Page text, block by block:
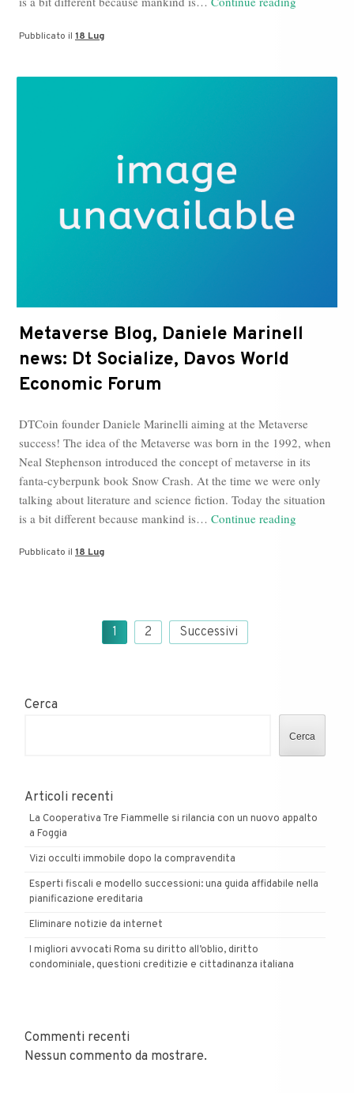
Davos
Pubblicato il 18 Lug
Metaverse Blog, Daniele Marinell
news: Dt Socialize, Davos World
Economic Forum
DTCoin founder Daniele Marinelli aiming at the Metaverse
success! The idea of the Metaverse was born in the 1992, when
Neal Stephenson introduced the concept of metaverse in its
fanta-cyberpunk book Snow Crash. At the time we were only
talking about literature and science fiction. Today the situation
is a bit different because mankind is… Continue reading
Pubblicato il 18 Lug
1 2 Successivi
Cerca
Cerca
Articoli recenti
La Cooperativa Tre Fiammelle si rilancia con un nuovo appalto
a Foggia
Vizi occulti immobile dopo la compravendita
Esperti fiscali e modello successioni: una guida affidabile nella
pianificazione ereditaria
Eliminare notizie da internet
I migliori avvocati Roma su diritto all’oblio, diritto
condominiale, questioni creditizie e cittadinanza italiana
Commenti recenti
Nessun commento da mostrare.